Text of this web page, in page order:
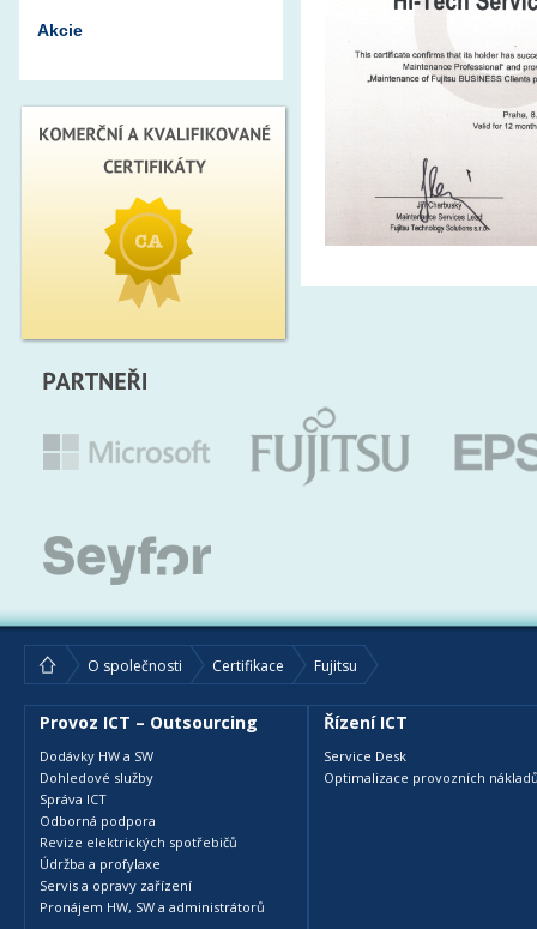
Akcie
O společnosti Certifikace Fujitsu
Provoz ICT – Outsourcing
Dodávky HW a SW
Dohledové služby
Správa ICT
Odborná podpora
Revize elektrických spotřebičů
Údržba a profylaxe
Servis a opravy zařízení
Pronájem HW, SW a administrátorů
Řízení ICT
Service Desk
Optimalizace provozních